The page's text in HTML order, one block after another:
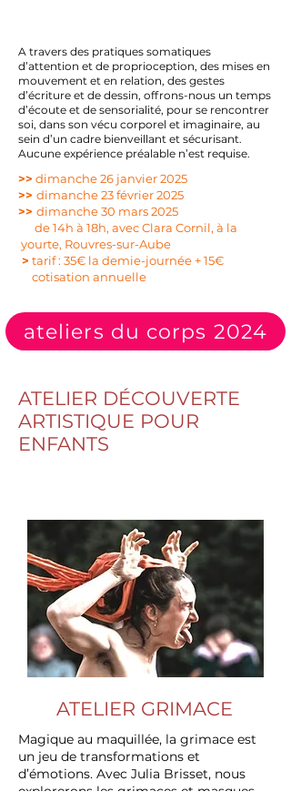
A travers des pratiques somatiques
d’attention et de proprioception, des mises en
mouvement et en relation, des gestes
d’écriture et de dessin, offrons-nous un temps
d’écoute et de sensorialité, pour se rencontrer
soi, dans son vécu corporel et imaginaire, au
sein d’un cadre bienveillant et sécurisant.
Aucune expérience préalable n’est requise.
>> dimanche 26 janvier 2025
>> dimanche 23 février 2025
>> dimanche 30 mars 2025
de 14h à 18h, avec Clara Cornil, à la
yourte, Rouvres-sur-Aube
> tarif : 35€ la demie-journée + 15€
cotisation annuelle
ateliers du corps 2024
ATELIER DÉCOUVERTE
ARTISTIQUE POUR
ENFANTS
ATELIER GRIMACE
Magique au maquillée, la grimace est
un jeu de transformations et
d’émotions. Avec Julia Brisset, nous
explorerons les grimaces et masques